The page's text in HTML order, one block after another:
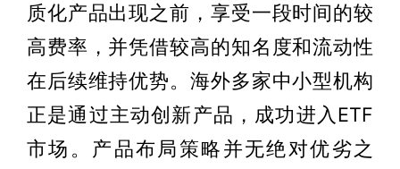
质化产品出现之前，享受一段时间的较
高费率，并凭借较高的知名度和流动性
在后续维持优势。海外多家中小型机构
正是通过主动创新产品，成功进入ETF
市场。产品布局策略并无绝对优劣之